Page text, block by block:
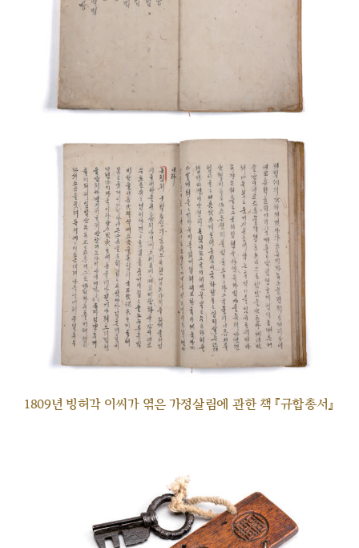
1809년 빙허각 이씨가 엮은 가정살림에 관한 책 『규합총서』